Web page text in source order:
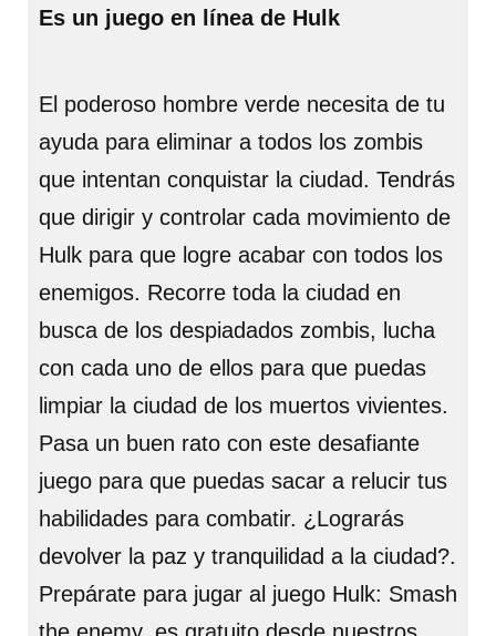
Es un juego en línea de Hulk
El poderoso hombre verde necesita de tu
ayuda para eliminar a todos los zombis
que intentan conquistar la ciudad. Tendrás
que dirigir y controlar cada movimiento de
Hulk para que logre acabar con todos los
enemigos. Recorre toda la ciudad en
busca de los despiadados zombis, lucha
con cada uno de ellos para que puedas
limpiar la ciudad de los muertos vivientes.
Pasa un buen rato con este desafiante
juego para que puedas sacar a relucir tus
habilidades para combatir. ¿Lograrás
devolver la paz y tranquilidad a la ciudad?.
Prepárate para jugar al juego Hulk: Smash